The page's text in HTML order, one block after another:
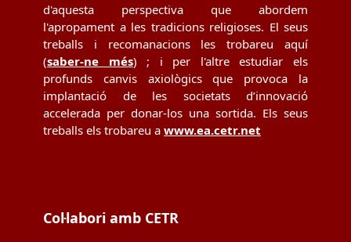
d'aquesta perspectiva que abordem
l'apropament a les tradicions religioses. El seus
treballs i recomanacions les trobareu aquí
(saber-ne més) ; i per l'altre estudiar els
profunds canvis axiològics que provoca la
implantació de les societats d’innovació
accelerada per donar-los una sortida. Els seus
treballs els trobareu a www.ea.cetr.net
Col·labori amb CETR